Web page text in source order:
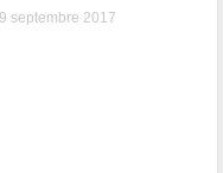
septembre 2017